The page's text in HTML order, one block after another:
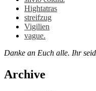
Hightatras
streifzug
Vigilien
vague.
Danke an Euch alle. Ihr
Archive